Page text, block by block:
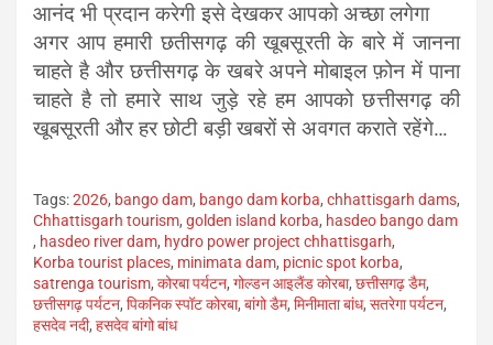
आनंद भी प्रदान करेगी इसे देखकर आपको अच्छा लगेगा
अगर आप हमारी छतीसगढ़ की खूबसूरती के बारे में जानना
चाहते है और छत्तीसगढ़ के खबरे अपने मोबाइल फ़ोन में पाना
चाहते है तो हमारे साथ जुड़े रहे हम आपको छत्तीसगढ़ की
खूबसूरती और हर छोटी बड़ी खबरों से अवगत कराते रहेंगे…
Tags:2026, bango dam, bango dam korba, chhattisgarh dams,
Chhattisgarh tourism, golden island korba, hasdeo bango dam
, hasdeo river dam, hydro power project chhattisgarh,
Korba tourist places, minimata dam, picnic spot korba,
satrenga tourism, कोरबा पर्यटन, गोल्डन आइलैंड कोरबा, छत्तीसगढ़ डैम,
छत्तीसगढ़ पर्यटन, पिकनिक स्पॉट कोरबा, बांगो डैम, मिनीमाता बांध, सतरेगा पर्यटन,
हसदेव नदी, हसदेव बांगो बांध